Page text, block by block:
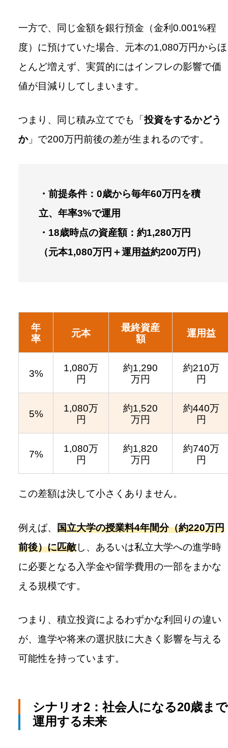
一方で、同じ金額を銀行預金（金利0.001%程
度）に預けていた場合、元本の1,080万円からほ
とんど増えず、実質的にはインフレの影響で価
値が目減りしてしまいます。
つまり、同じ積み立てでも「投資をするかどう
か」で200万円前後の差が生まれるのです。
・前提条件：0歳から毎年60万円を積
立、年率3%で運用
・18歳時点の資産額：約1,280万円
（元本1,080万円＋運用益約200万円）
年
率
元本
最終資産
額
運用益
3%
1,080万
円
約1,290
万円
約210万
円
5%
1,080万
円
約1,520
万円
約440万
円
7%
1,080万
円
約1,820
万円
約740万
円
この差額は決して小さくありません。
例えば、 国立大学の授業料4年間分（約220万円
前後）に匹敵し、あるいは私立大学への進学時
に必要となる入学金や留学費用の一部をまかな
える規模です。
つまり、積立投資によるわずかな利回りの違い
が、進学や将来の選択肢に大きく影響を与える
可能性を持っています。
シナリオ2：社会人になる20歳まで
運用する未来